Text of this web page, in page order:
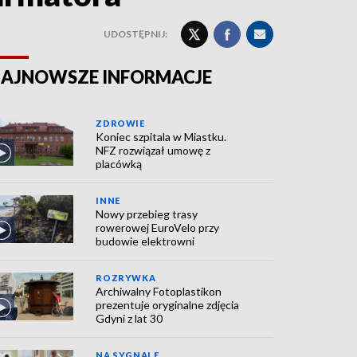
UDOSTĘPNIJ:
INFORMACJE
ZDROWIE
Koniec szpitala w Miastku.
NFZ rozwiązał umowę z
placówką
INNE
Nowy przebieg trasy
rowerowej EuroVelo przy
budowie elektrowni
ROZRYWKA
Archiwalny Fotoplastikon
prezentuje oryginalne zdjęcia
Gdyni z lat 30